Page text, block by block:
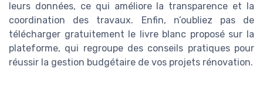
leurs données, ce qui améliore la transparence et la
coordination des travaux. Enfin, n’oubliez pas de
télécharger gratuitement le livre blanc proposé sur la
plateforme, qui regroupe des conseils pratiques pour
réussir la gestion budgétaire de vos projets rénovation.